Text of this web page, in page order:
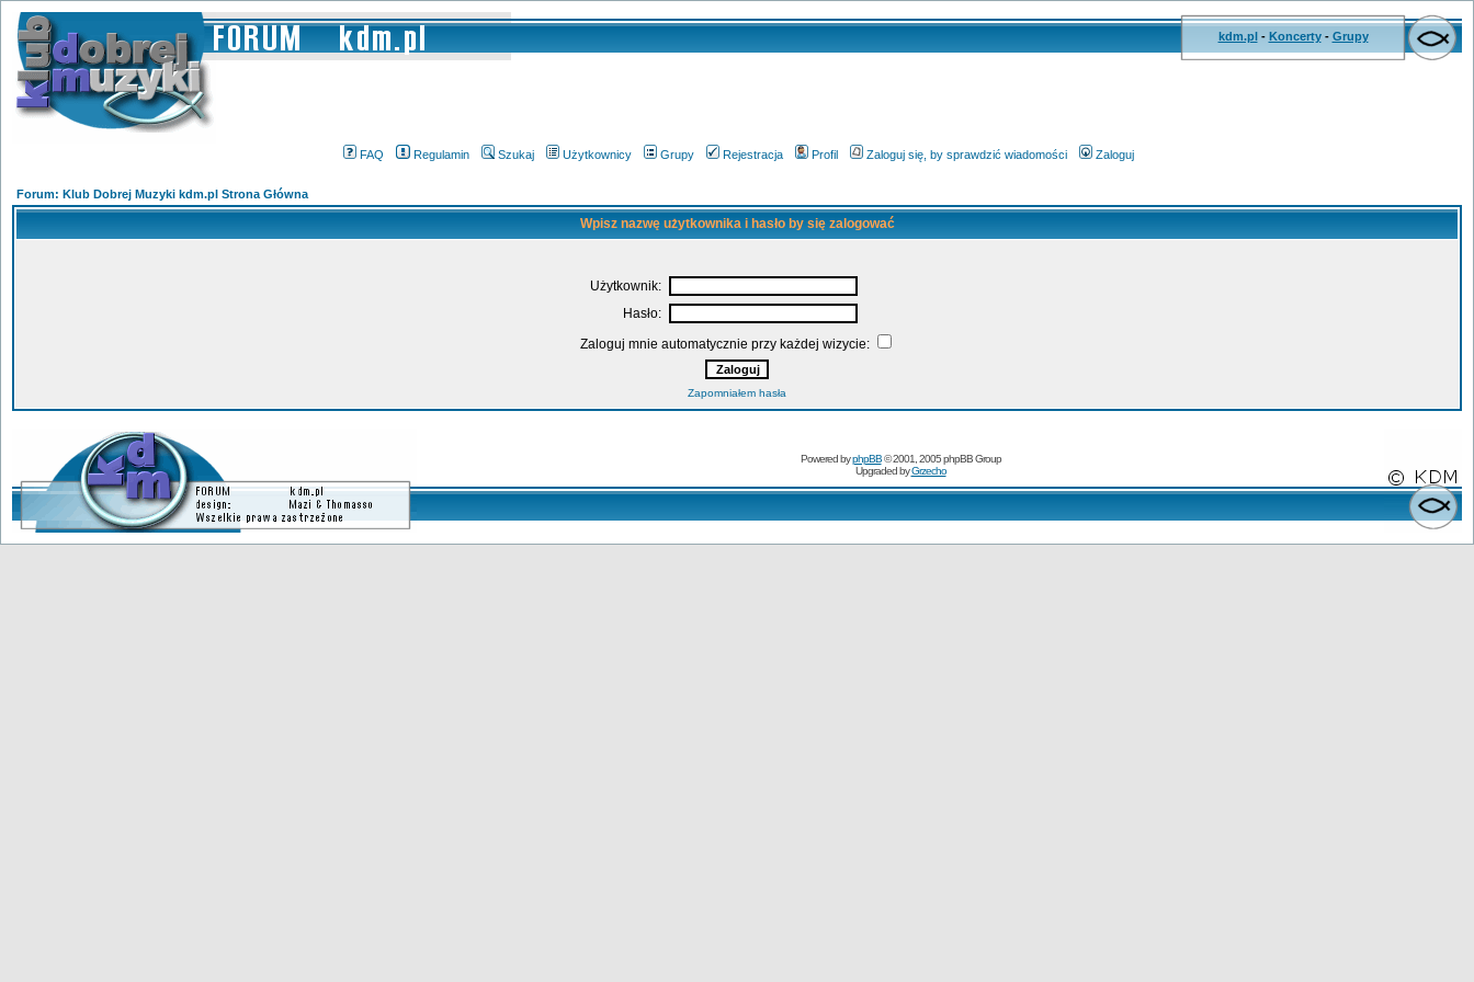
kdm.pl- Koncerty- Grupy
FAQ Regulamin Szukaj Użytkownicy Grupy Rejestracja Profil Zaloguj się, by sprawdzić wiadomości Zaloguj
Forum: Klub Dobrej Muzyki kdm.pl Strona Główna
Wpisz nazwę użytkownika i hasło by się zalogować
Użytkownik:
Hasło:
Zaloguj mnie automatycznie przy każdej wizycie:
Zapomniałem hasła
Powered byphpBB© 2001, 2005 phpBB Group
Upgraded byGrzecho